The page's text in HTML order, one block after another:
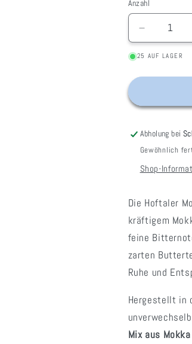
Anzahl
Verringere
die
Menge
Mokka-
25 AUF LAGER
Abholung bei
Gewöhnlich
Shop-
Die Hoftaler
kräftigem
feine
zarten
Ruhe und
Hergestellt in
Mix aus